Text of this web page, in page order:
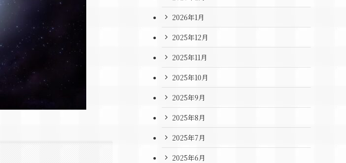
2026年1月
2025年12月
2025年11月
2025年10月
2025年9月
2025年8月
2025年7月
2025年6月